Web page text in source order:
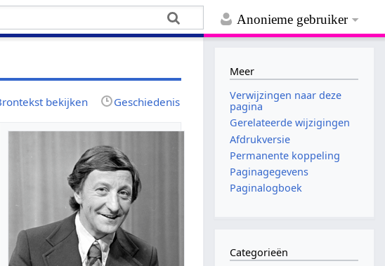
Anonieme gebruiker
bekijken Geschiedenis
Meer
Verwijzingen naar deze
pagina
Gerelateerde wijzigingen
Afdrukversie
Permanente koppeling
Paginagegevens
Paginalogboek
Categorieën